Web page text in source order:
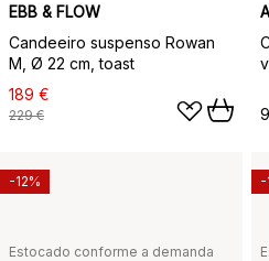
EBB & FLOW
Candeeiro suspenso Rowan
M, Ø 22 cm, toast
189 €
229 €
Estocado conforme a demanda
-12% -